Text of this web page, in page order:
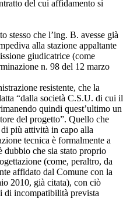
del cui affidamento si
stesso che l’ing. B. avesse già
alla stazione appaltante
giudicatrice (come
n. 98 del 12 marzo
resistente, che la
“dalla società C.S.U. di cui il
quindi quest’ultimo un
del progetto”. Quello che
più attività in capo alla
tecnica è formalmente a
che sia stato proprio
(come, peraltro, da
affidato dal Comune con la
2010, già citata), con ciò
di incompatibilità prevista